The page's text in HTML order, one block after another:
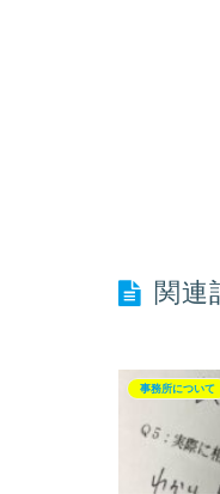
関連
事務所について